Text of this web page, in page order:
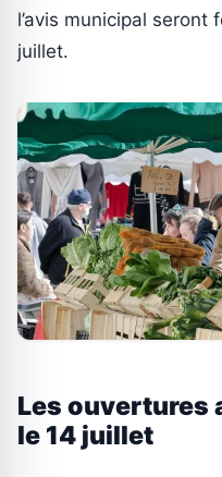
l’avis municipal seront
juillet.
Les ouvertures
le 14 juillet